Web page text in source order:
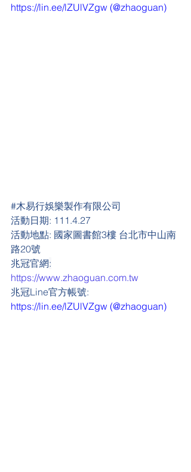
https://lin.ee/lZUlVZgw (@zhaoguan)
#木易行娛樂製作有限公司
活動日期: 111.4.27
活動地點: 國家圖書館3樓 台北市中山南
路20號
兆冠官網:
https://www.zhaoguan.com.tw
兆冠Line官方帳號:
https://lin.ee/lZUlVZgw (@zhaoguan)